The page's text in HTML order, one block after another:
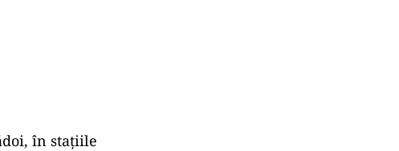
în stațiile